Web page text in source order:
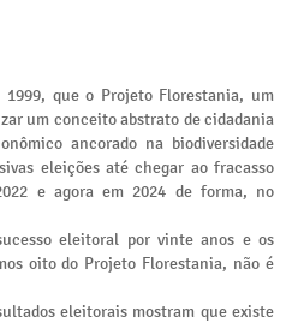
1999, que o Projeto Florestania, um
um conceito abstrato de cidadania
ancorado na biodiversidade
eleições até chegar ao fracasso
e agora em 2024 de forma, no
eleitoral por vinte anos e os
oito do Projeto Florestania, não é
eleitorais mostram que existe